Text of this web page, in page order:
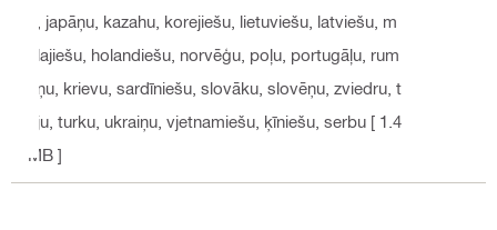
u, japāņu, kazahu, korejiešu, lietuviešu, latviešu, m
alajiešu, holandiešu, norvēģu, poļu, portugāļu, rum
āņu, krievu, sardīniešu, slovāku, slovēņu, zviedru, t
aju, turku, ukraiņu, vjetnamiešu, ķīniešu, serbu [ 1.4
MB ]